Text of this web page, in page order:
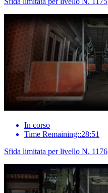
In corso
Time Remaining::28:51
Sfida limitata per livello N. 1176